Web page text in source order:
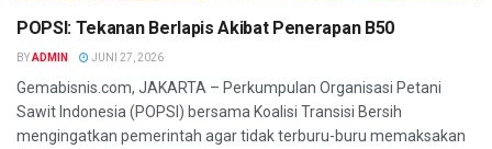
POPSI: Tekanan Berlapis Akibat Penerapan B50
BYADMIN JUNI 27, 2026
Gemabisnis.com, JAKARTA – Perkumpulan Organisasi Petani
Sawit Indonesia (POPSI) bersama Koalisi Transisi Bersih
mengingatkan pemerintah agar tidak terburu-buru memaksakan